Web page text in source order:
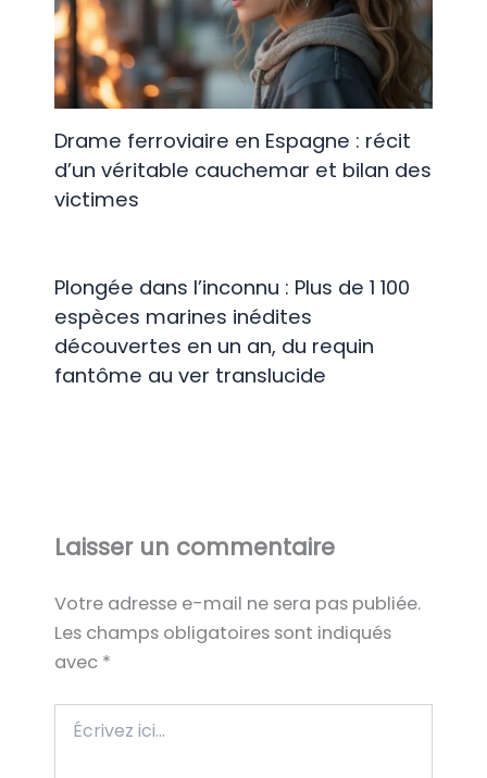
Drame ferroviaire en Espagne : récit
d’un véritable cauchemar et bilan des
victimes
Plongée dans l’inconnu : Plus de 1 100
espèces marines inédites
découvertes en un an, du requin
fantôme au ver translucide
Laisser un commentaire
Votre adresse e-mail ne sera pas publiée.
Les champs obligatoires sont indiqués
avec *
ici…